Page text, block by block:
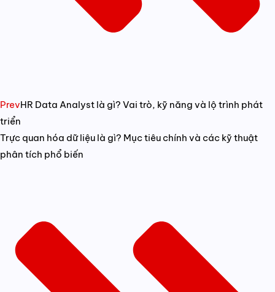
PrevHR Data Analyst là gì? Vai trò, kỹ năng và lộ trình phát
triển
Trực quan hóa dữ liệu là gì? Mục tiêu chính và các kỹ thuật
phân tích phổ biến